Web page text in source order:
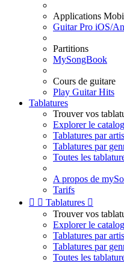
Applications
Guitar Pro iOS/
Partitions
MySongBook
Cours de guitare
Play Guitar Hits
Tablatures
Trouver vos
Explorer le
Tablatures par
Tablatures par
Toutes les
A propos de
Tarifs
  Tablatures 
Trouver vos
Explorer le
Tablatures par
Tablatures par
Toutes les